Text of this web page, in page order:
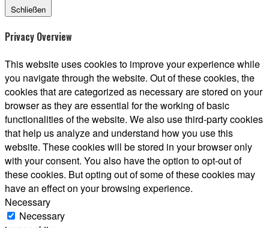
Schließen
Privacy Overview
This website uses cookies to improve your experience while
you navigate through the website. Out of these cookies, the
cookies that are categorized as necessary are stored on your
browser as they are essential for the working of basic
functionalities of the website. We also use third-party cookies
that help us analyze and understand how you use this
website. These cookies will be stored in your browser only
with your consent. You also have the option to opt-out of
these cookies. But opting out of some of these cookies may
have an effect on your browsing experience.
Necessary
Necessary